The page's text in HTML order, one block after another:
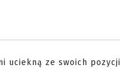
uciekną ze swoich pozycji